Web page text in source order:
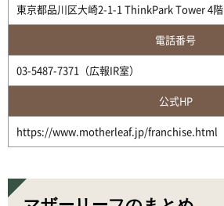
東京都品川区大崎2-1-1 ThinkPark Tower 4階
電話番号
03-5487-7371（広報IR室）
公式HP
https://www.motherleaf.jp/franchise.html